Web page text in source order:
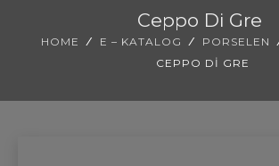
Ceppo Di Gre
HOME E – KATALOG PORSELEN
CEPPO DI GRE